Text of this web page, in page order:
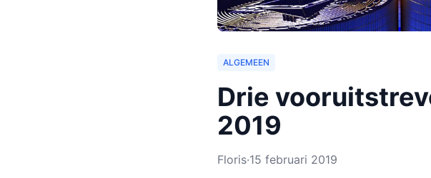
ALGEMEEN
Drie
2019
Floris·15 februari 2019